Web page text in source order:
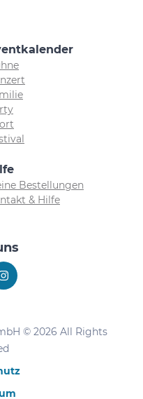
Bestellungen
& Hilfe
© 2026 All Rights